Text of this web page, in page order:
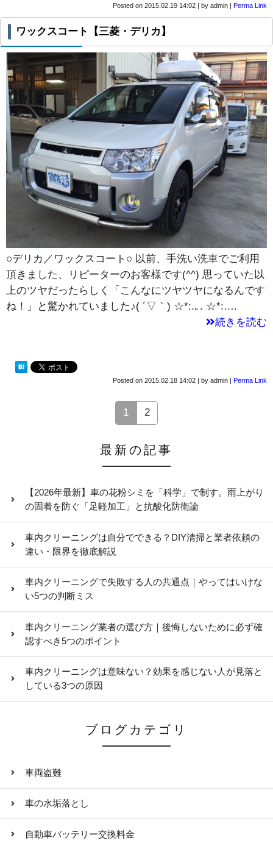
Posted on 2015.02.19 14:02 by admin Perma Link
ワックスコート【三菱・デリカ】
○デリカ／ワックスコート○ 以前、手洗い洗車でご利用
頂きました、リピーターのお客様です(^^) 思っていた以
上のツヤだったらしく「こんなにツヤツヤになるんです
ね！」と驚かれていました♪( ´▽｀) ☆*:.｡. ☆*:….
続きを読む
Posted on 2015.02.18 14:02 | by admin | Perma Link
1 2
最新の記事
【2026年最新】車の花粉シミを「科学」で制す。雨上がり
の固着を防ぐ「足軽加工」と抗酸化防衛論
車内クリーニングは自分でできる？DIY清掃と業者依頼の
違い・限界を徹底解説
車内クリーニングで失敗する人の共通点｜やってはいけな
い5つの判断ミス
車内クリーニング業者の選び方｜後悔しないために必ず確
認すべき5つのポイント
車内クリーニングは意味ない？効果を感じない人が見落と
している3つの原因
ブログカテゴリ
車両盗難
車の水垢落とし
自動車バッテリー交換料金